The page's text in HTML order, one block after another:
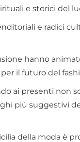
e storici del
e radici
hanno
il futuro del
ai presenti non
più suggestivi
della moda è